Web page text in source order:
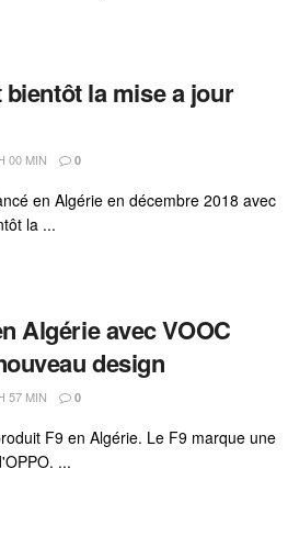
bientôt la mise a jour
00 MIN 0
en Algérie en décembre 2018 avec
la ...
Algérie avec VOOC
design
57 MIN 0
F9 en Algérie. Le F9 marque une
...